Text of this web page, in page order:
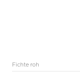
Fichte roh